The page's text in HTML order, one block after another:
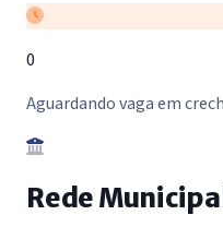
0
Aguardando vaga em
Rede